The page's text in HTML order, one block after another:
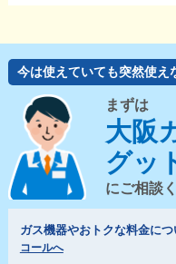
今は使えていても突然使え
まずは
大阪
グッ
にご相談
ガス機器やおトクな料金に
コールへ